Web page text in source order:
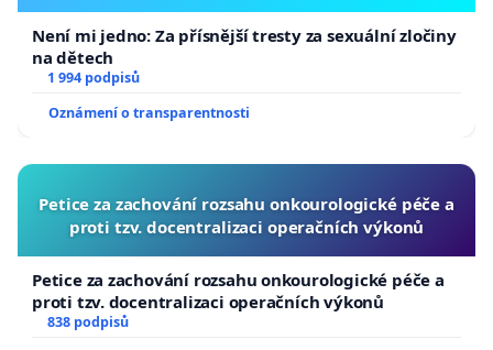
Není mi jedno: Za přísnější tresty za sexuální zločiny
na dětech
1 994 podpisů
Oznámení o transparentnosti
Petice za zachování rozsahu onkourologické péče a
proti tzv. docentralizaci operačních výkonů
Petice za zachování rozsahu onkourologické péče a
proti tzv. docentralizaci operačních výkonů
838 podpisů